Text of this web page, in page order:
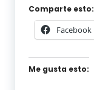
Comparte esto:
Facebook
Me gusta esto: